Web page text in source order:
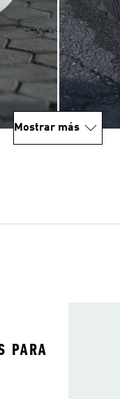
Mostrar más
PARA